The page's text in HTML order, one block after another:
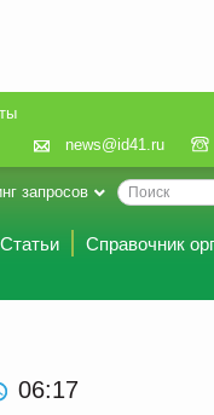
news@id41.ru
запросов
Статьи
Справочник
06:17